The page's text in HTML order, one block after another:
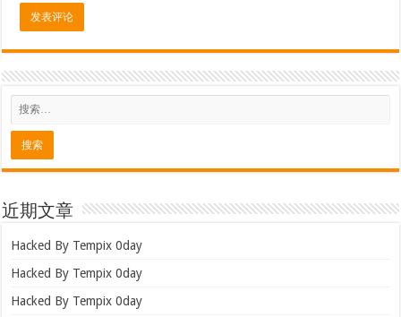
近期文章
Hacked By Tempix 0day
Hacked By Tempix 0day
Hacked By Tempix 0day